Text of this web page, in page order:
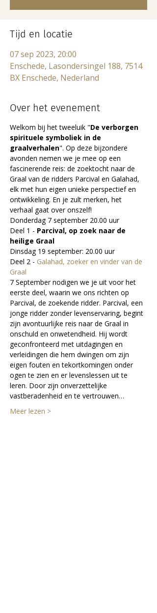
Tijd en locatie
07 sep 2023, 20:00
Enschede, Lasondersingel 188, 7514
BX Enschede, Nederland
Over het evenement
Welkom bij het tweeluik "De verborgen
spirituele symboliek in de
graalverhalen". Op deze bijzondere
avonden nemen we je mee op een
fascinerende reis: de zoektocht naar de
Graal van de ridders Parcival en Galahad,
elk met hun eigen unieke perspectief en
ontwikkeling. En je zult merken, het
verhaal gaat over onszelf!
Donderdag 7 september 20.00 uur
Deel 1 - Parcival, op zoek naar de
heilige Graal
Dinsdag 19 september: 20.00 uur
Deel 2 - Galahad, zoeker en vinder van de
Graal
7 September nodigen we je uit voor het
eerste deel, waarin we ons richten op
Parcival, de zoekende ridder. Parcival, een
jonge ridder zonder levenservaring, begint
zijn avontuurlijke reis naar de Graal in
onschuld en onwetendheid. Hij wordt
geconfronteerd met uitdagingen en
verleidingen die hem dwingen om zijn
eigen fouten en tekortkomingen onder
ogen te zien en er levenslessen uit te
leren. Door zijn onverzettelijke
vastberadenheid en te vertrouwen…
Meer lezen >